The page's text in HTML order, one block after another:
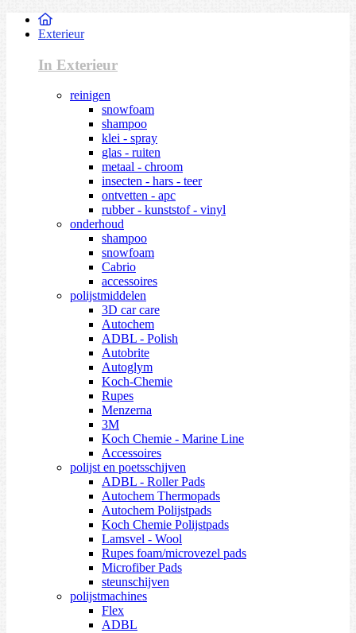
Exterieur
In Exterieur
reinigen
snowfoam
shampoo
klei - spray
glas - ruiten
metaal - chroom
insecten - hars - teer
ontvetten - apc
rubber - kunststof - vinyl
onderhoud
shampoo
snowfoam
Cabrio
accessoires
polijstmiddelen
3D car care
Autochem
ADBL - Polish
Autobrite
Autoglym
Koch-Chemie
Rupes
Menzerna
3M
Koch Chemie - Marine Line
Accessoires
polijst en poetsschijven
ADBL - Roller Pads
Autochem Thermopads
Autochem Polijstpads
Koch Chemie Polijstpads
Lamsvel - Wool
Rupes foam/microvezel pads
Microfiber Pads
steunschijven
polijstmachines
Flex
ADBL